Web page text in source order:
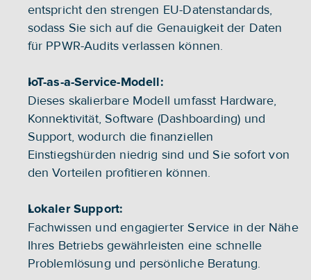
entspricht den strengen EU-Datenstandards,
sodass Sie sich auf die Genauigkeit der Daten
für PPWR-Audits verlassen können.
IoT-as-a-Service-Modell:
Dieses skalierbare Modell umfasst Hardware,
Konnektivität, Software (Dashboarding) und
Support, wodurch die finanziellen
Einstiegshürden niedrig sind und Sie sofort von
den Vorteilen profitieren können.
Lokaler Support:
Fachwissen und engagierter Service in der Nähe
Ihres Betriebs gewährleisten eine schnelle
Problemlösung und persönliche Beratung.